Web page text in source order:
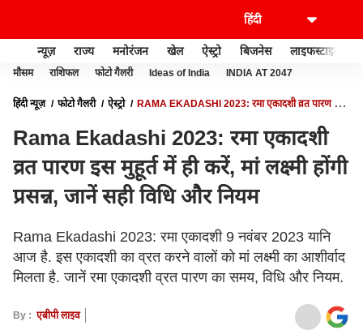
न्यूज़ राज्य मनोरंजन खेल ऐस्ट्रो बिजनेस लाइफस्टाइल
मौसम राशिफल फोटो गैलरी Ideas of India INDIA AT 2047
हिंदी न्यूज़ फोटो गैलरी ऐस्ट्रो
RAMA EKADASHI 2023: रमा एकादशी व्रत पारण इस
Rama Ekadashi 2023: रमा एकादशी
व्रत पारण इस मुहूर्त में ही करें, मां लक्ष्मी होंगी
प्रसन्न, जानें सही विधि और नियम
Rama Ekadashi 2023: रमा एकादशी 9 नवंबर 2023 यानि
आज है. इस एकादशी का व्रत करने वालों को मां लक्ष्मी का आशीर्वाद
मिलता है. जानें रमा एकादशी व्रत पारण का समय, विधि और नियम.
By : एबीपी लाइव